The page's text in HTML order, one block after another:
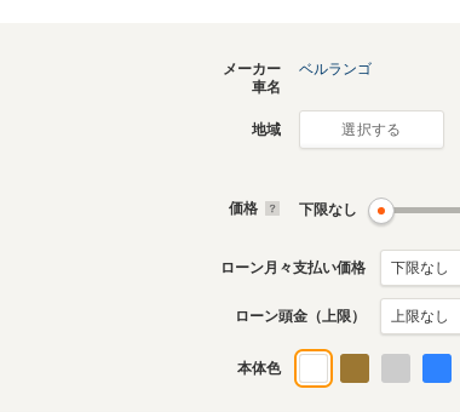
ベルランゴのカタログを見る
メーカー
車名
ベルランゴ
地域 選択する
価格 下限なし
ローン月々支払い価格
ローン頭金（上限）
本体色